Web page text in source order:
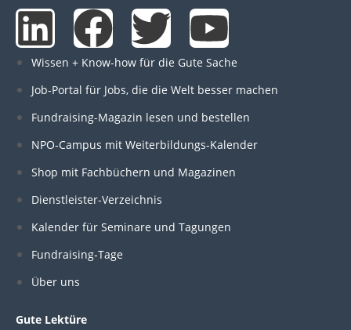
L
i
n
k
e
d
i
n
F
a
c
e
b
o
o
T
w
i
t
t
e
Y
o
u
t
u
b
Wissen + Know-how für die Gute Sache
Job-Portal für Jobs, die die Welt besser machen
Fundraising-Magazin lesen und bestellen
NPO-Campus mit Weiterbildungs-Kalender
Shop mit Fachbüchern und Magazinen
Dienstleister-Verzeichnis
Kalender für Seminare und Tagungen
Fundraising-Tage
Über uns
Gute Lektüre